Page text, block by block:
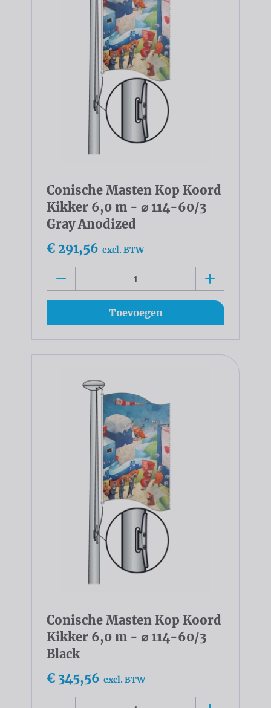
Conische Masten Kop Koord
Kikker 6,0 m - ⌀ 114-60/3
Gray Anodized
€ 291,56 excl. BTW
Toevoegen
Conische Masten Kop Koord
Kikker 6,0 m - ⌀ 114-60/3
Black
€ 345,56 excl. BTW